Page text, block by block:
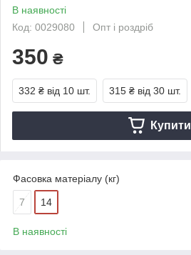
В наявності
Код: 0029080
Опт і роздріб
350 ₴
332 ₴ від 10 шт. 315 ₴ від 30 шт.
Купити
Фасовка матеріалу (кг)
7 14
В наявності